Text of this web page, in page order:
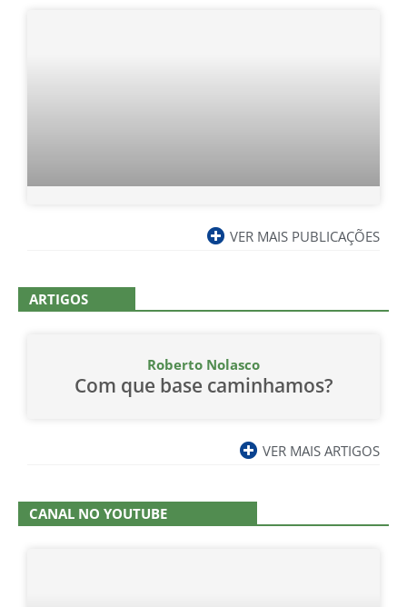
VER MAIS PUBLICAÇÕES
ARTIGOS
Roberto Nolasco
Com que base caminhamos?
VER MAIS ARTIGOS
CANAL NO YOUTUBE